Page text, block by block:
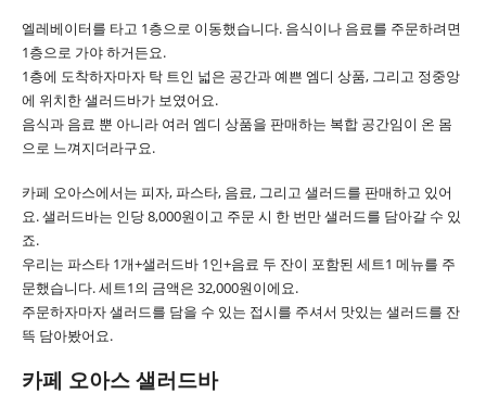
엘레베이터를 타고 1층으로 이동했습니다. 음식이나 음료를 주문하려면
1층으로 가야 하거든요.
1층에 도착하자마자 탁 트인 넓은 공간과 예쁜 엠디 상품, 그리고 정중앙
에 위치한 샐러드바가 보였어요.
음식과 음료 뿐 아니라 여러 엠디 상품을 판매하는 복합 공간임이 온 몸
으로 느껴지더라구요.
카페 오아스에서는 피자, 파스타, 음료, 그리고 샐러드를 판매하고 있어
요. 샐러드바는 인당 8,000원이고 주문 시 한 번만 샐러드를 담아갈 수 있
죠.
우리는 파스타 1개+샐러드바 1인+음료 두 잔이 포함된 세트1 메뉴를 주
문했습니다. 세트1의 금액은 32,000원이에요.
주문하자마자 샐러드를 담을 수 있는 접시를 주셔서 맛있는 샐러드를 잔
뜩 담아봤어요.
카페 오아스 샐러드바